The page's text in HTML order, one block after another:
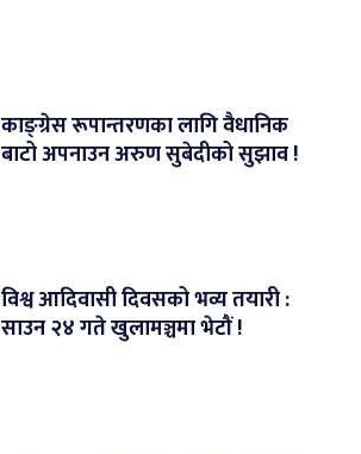
काङ्ग्रेस रूपान्तरणका लागि वैधानिक
बाटो अपनाउन अरुण सुबेदीको सुझाव !
विश्व आदिवासी दिवसको भव्य तयारी :
साउन २४ गते खुलामञ्चमा भेटौं !